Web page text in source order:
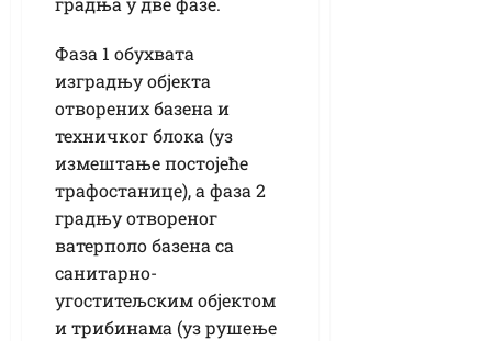
Фаза 1 обухвата
изградњу објекта
отворених базена и
техничког блока (уз
измештање постојеће
трафостанице), а фаза 2
градњу отвореног
ватерполо базена са
санитарно-
угоститељским објектом
и трибинама (уз рушење